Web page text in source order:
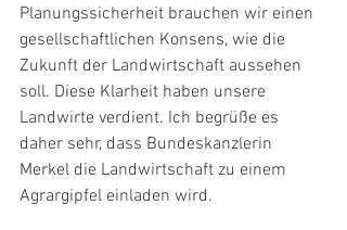
Planungssicherheit brauchen wir einen
gesellschaftlichen Konsens, wie die
Zukunft der Landwirtschaft aussehen
soll. Diese Klarheit haben unsere
Landwirte verdient. Ich begrüße es
daher sehr, dass Bundeskanzlerin
Merkel die Landwirtschaft zu einem
Agrargipfel einladen wird.